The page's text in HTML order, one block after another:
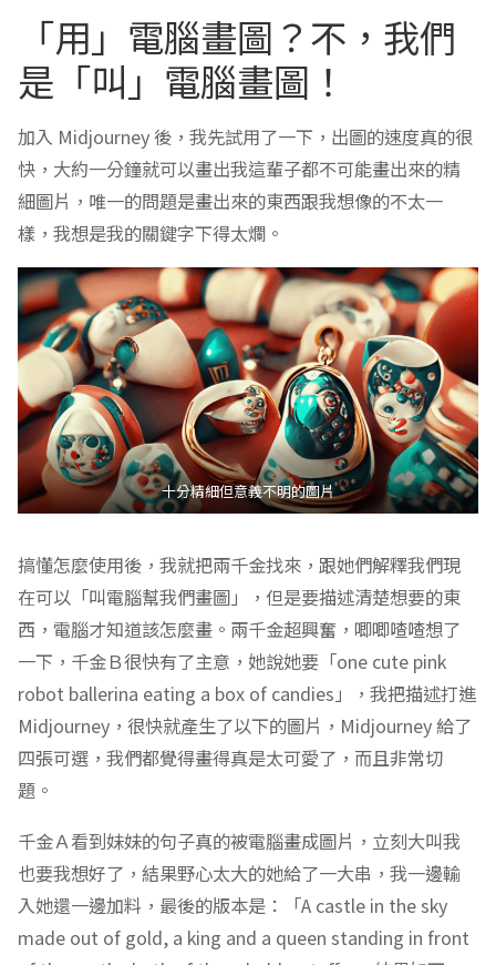
「用」電腦畫圖？不，我們
是「叫」電腦畫圖！
加入 Midjourney 後，我先試用了一下，出圖的速度真的很
快，大約一分鐘就可以畫出我這輩子都不可能畫出來的精
細圖片，唯一的問題是畫出來的東西跟我想像的不太一
樣，我想是我的關鍵字下得太爛。
十分精細但意義不明的圖片
搞懂怎麼使用後，我就把兩千金找來，跟她們解釋我們現
在可以「叫電腦幫我們畫圖」，但是要描述清楚想要的東
西，電腦才知道該怎麼畫。兩千金超興奮，唧唧喳喳想了
一下，千金Ｂ很快有了主意，她說她要「one cute pink
robot ballerina eating a box of candies」，我把描述打進
Midjourney，很快就產生了以下的圖片，Midjourney 給了
四張可選，我們都覺得畫得真是太可愛了，而且非常切
題。
千金Ａ看到妹妹的句子真的被電腦畫成圖片，立刻大叫我
也要我想好了，結果野心太大的她給了一大串，我一邊輸
入她還一邊加料，最後的版本是：「A castle in the sky
made out of gold, a king and a queen standing in front